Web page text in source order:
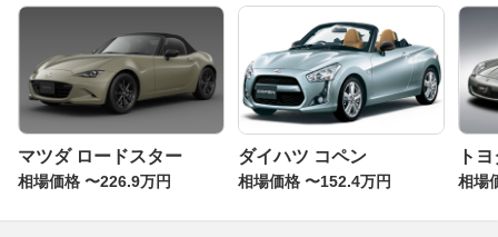
マツダ ロードスター
相場価格 〜226.9万円
ダイハツ コペン
相場価格 〜152.4万円
ト
相場